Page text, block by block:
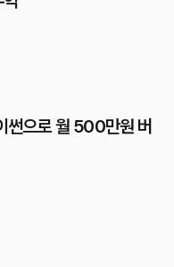
썬으로 월 500만원 버